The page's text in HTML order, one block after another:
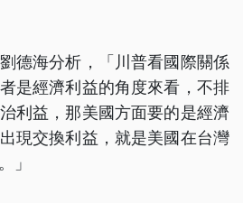
德海分析，「川普看國際關係
是經濟利益的角度來看，不排
利益，那美國方面要的是經濟
現交換利益，就是美國在台灣
」